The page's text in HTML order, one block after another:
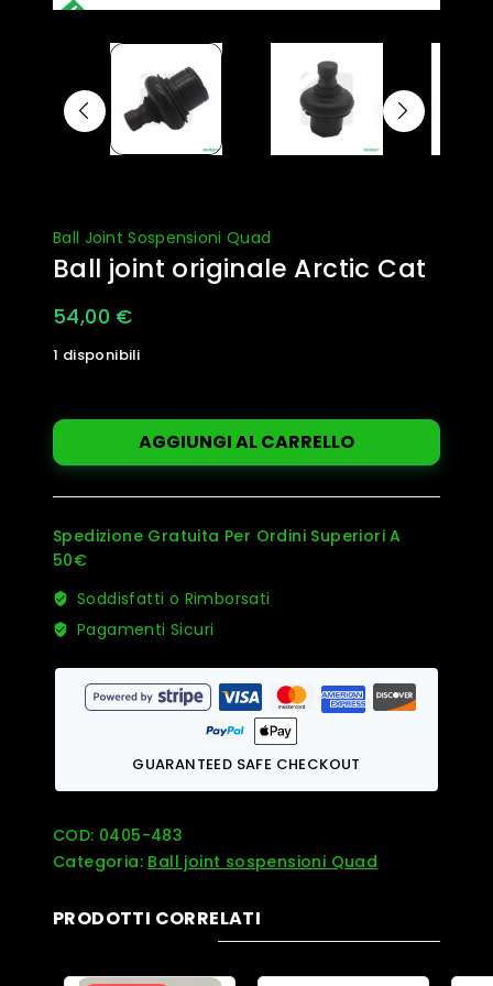
Ball Joint Sospensioni Quad
Ball joint originale Arctic Cat
54,00 €
1 disponibili
joint
Arctic
Cat
AGGIUNGI AL CARRELLO
Spedizione Gratuita Per Ordini Superiori A
50€
Soddisfatti o Rimborsati
Pagamenti Sicuri
GUARANTEED SAFE CHECKOUT
COD: 0405-483
Categoria: Ball joint sospensioni Quad
PRODOTTI CORRELATI